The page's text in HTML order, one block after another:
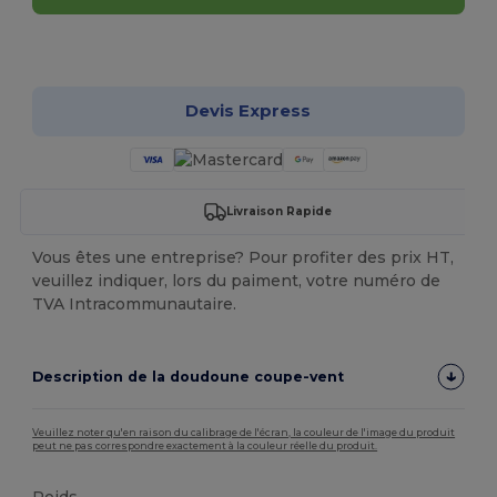
Devis Express
Livraison Rapide
Vous êtes une entreprise? Pour profiter des prix HT,
veuillez indiquer, lors du paiment, votre numéro de
TVA Intracommunautaire.
Description de la doudoune coupe-vent
Veuillez noter qu'en raison du calibrage de l'écran, la couleur de l'image du produit
peut ne pas correspondre exactement à la couleur réelle du produit.